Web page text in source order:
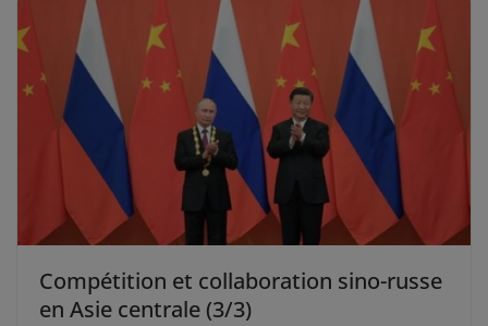
Compétition et collaboration sino-russe
en Asie centrale (3/3)